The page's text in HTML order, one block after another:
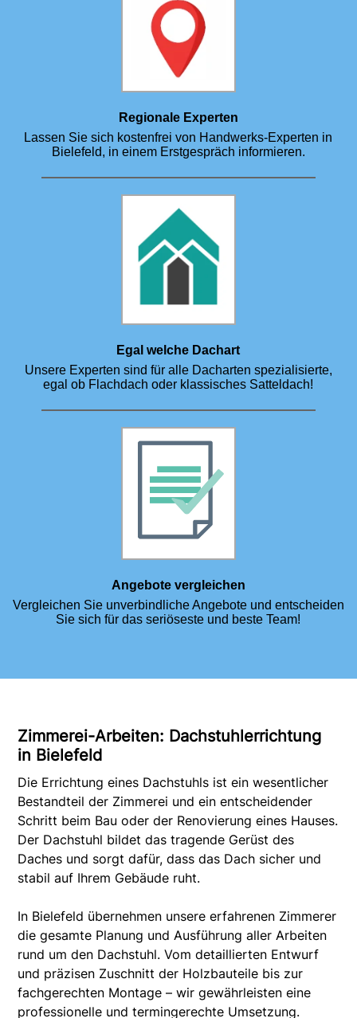
Regionale Experten
Lassen Sie sich kostenfrei von Handwerks-Experten in
Bielefeld, in einem Erstgespräch informieren.
Egal welche Dachart
Unsere Experten sind für alle Dacharten spezialisierte,
egal ob Flachdach oder klassisches Satteldach!
Angebote vergleichen
Vergleichen Sie unverbindliche Angebote und entscheiden
Sie sich für das seriöseste und beste Team!
Zimmerei-Arbeiten: Dachstuhlerrichtung
in Bielefeld
Die Errichtung eines Dachstuhls ist ein wesentlicher
Bestandteil der Zimmerei und ein entscheidender
Schritt beim Bau oder der Renovierung eines Hauses.
Der Dachstuhl bildet das tragende Gerüst des
Daches und sorgt dafür, dass das Dach sicher und
stabil auf Ihrem Gebäude ruht.
In Bielefeld übernehmen unsere erfahrenen Zimmerer
die gesamte Planung und Ausführung aller Arbeiten
rund um den Dachstuhl. Vom detaillierten Entwurf
und präzisen Zuschnitt der Holzbauteile bis zur
fachgerechten Montage – wir gewährleisten eine
professionelle und termingerechte Umsetzung.